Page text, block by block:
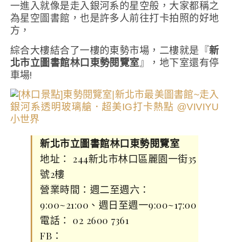
一進入就像是走入銀河系的星空般，大家都稱之
為星空圖書館，也是許多人前往打卡拍照的好地
方，
綜合大樓結合了一樓的東勢市場，二樓就是『新
北市立圖書館林口東勢閱覽室』，地下室還有停
車場!
新北市立圖書館林口東勢閱覽室
地址： 244新北市林口區麗園一街35
號2樓
營業時間：週二至週六：
9:00~21:00、週日至週一9:00~17:00
電話： 02 2600 7361
FB：